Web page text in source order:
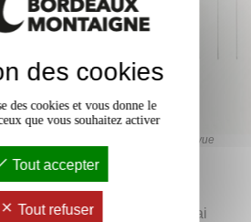
premières tranches 900 MW » – Revue
4, Juillet-Août 1981.
ayant reçu son premier
le 15 mai 2024
, le délai
des cookies
des cookies et vous donne le
que vous souhaitez activer
Tout accepter
Tout refuser